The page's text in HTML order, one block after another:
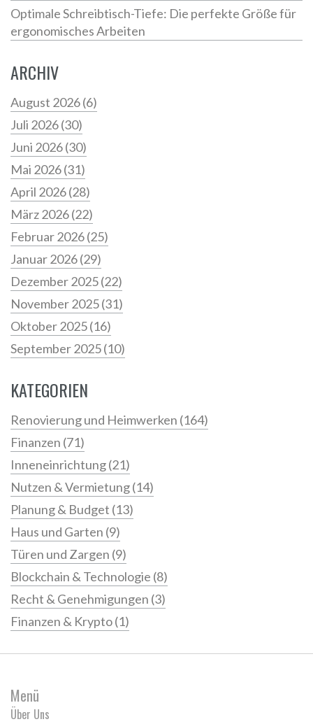
Optimale Schreibtisch-Tiefe: Die perfekte Größe für
ergonomisches Arbeiten
ARCHIV
August 2026(6)
Juli 2026(30)
Juni 2026(30)
Mai 2026(31)
April 2026(28)
März 2026(22)
Februar 2026(25)
Januar 2026(29)
Dezember 2025(22)
November 2025(31)
Oktober 2025(16)
September 2025(10)
KATEGORIEN
Renovierung und Heimwerken (164)
Finanzen (71)
Inneneinrichtung(21)
Nutzen & Vermietung(14)
Planung & Budget (13)
Haus und Garten (9)
Türen und Zargen (9)
Blockchain & Technologie (8)
Recht & Genehmigungen (3)
Finanzen & Krypto(1)
Menü
Über Uns